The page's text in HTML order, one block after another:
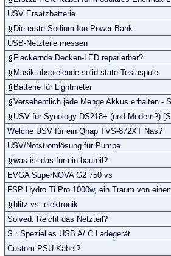
USV Ersatzbatterie
Die erste Sodium-Ion Power Bank
USB-Netzteile messen
Flackernde Decken-LED reparierbar?
Musik-abspielende solid-state Teslaspule
Batterie für Lightmeter
Versehentlich jede Menge Akkus erhalten -
USV für Synology DS218+ (und Modem?)
Welche USV für ein Qnap TVS-872XT Nas?
USV/Notstromlösung für Pumpe
was ist das für ein bauteil?
EVGA SuperNOVA G2 750 vs
FSP Hydro Ti Pro 1000w, ein Traum von
blitz vs. elektronik
Solved: Reicht das Netzteil?
S : Spezielles USB A/ C Ladegerät
Custom PSU Kabel?